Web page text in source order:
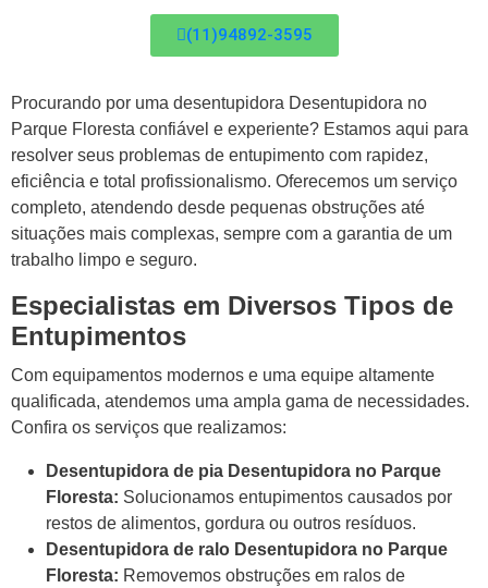
(11)94892-3595
Procurando por uma desentupidora Desentupidora no
Parque Floresta confiável e experiente? Estamos aqui para
resolver seus problemas de entupimento com rapidez,
eficiência e total profissionalismo. Oferecemos um serviço
completo, atendendo desde pequenas obstruções até
situações mais complexas, sempre com a garantia de um
trabalho limpo e seguro.
Especialistas em Diversos Tipos de
Entupimentos
Com equipamentos modernos e uma equipe altamente
qualificada, atendemos uma ampla gama de necessidades.
Confira os serviços que realizamos:
Desentupidora de pia Desentupidora no Parque
Floresta: Solucionamos entupimentos causados por
restos de alimentos, gordura ou outros resíduos.
Desentupidora de ralo Desentupidora no Parque
Floresta: Removemos obstruções em ralos de